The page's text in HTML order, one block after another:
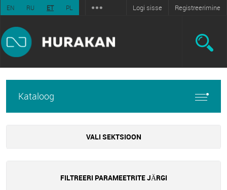
EN RU ET PL Logi sisse Registreerimine
Kataloog
VALI SEKTSIOON
FILTREERI PARAMEETRITE JÄRGI